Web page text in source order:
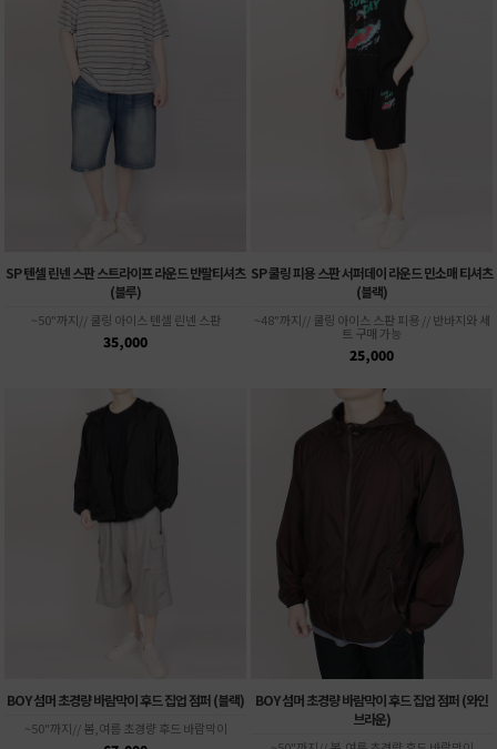
SP 텐셀 린넨 스판 스트라이프 라운드 반팔티셔츠
(블루)
~50"까지// 쿨링 아이스 텐셀 린넨 스판
35,000
SP 쿨링 피용 스판 서퍼데이 라운드 민소매 티셔츠
(블랙)
~48"까지// 쿨링 아이스 스판 피용 // 반바지와 세
트 구매 가능
25,000
BOY 섬머 초경량 바람막이 후드 집업 점퍼 (블랙)
~50"까지// 봄,여름 초경량 후드 바람막이
BOY 섬머 초경량 바람막이 후드 집업 점퍼 (와인
브라운)